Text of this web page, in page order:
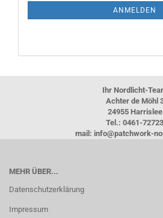
ANMELDEN
Ihr Nordlicht-
Achter de Möhl
24955 Harrislee
Tel.: 0461-72723
mail: info@patchwork-
MEHR ÜBER...
Datenschutzerklärung
Impressum